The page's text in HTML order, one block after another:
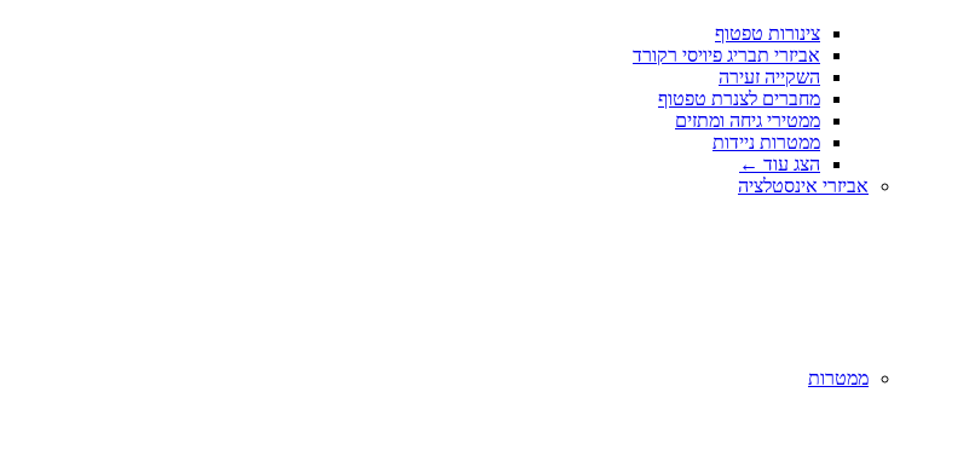
צינורות טפטוף
אביזרי תבריג פיויסי רקורד
השקייה זעירה
מחברים לצנרת טפטוף
ממטירי גיחה ומתזים
ממטרות ניידות
הצג עוד ←
אביזרי אינסטלציה
ממטרות